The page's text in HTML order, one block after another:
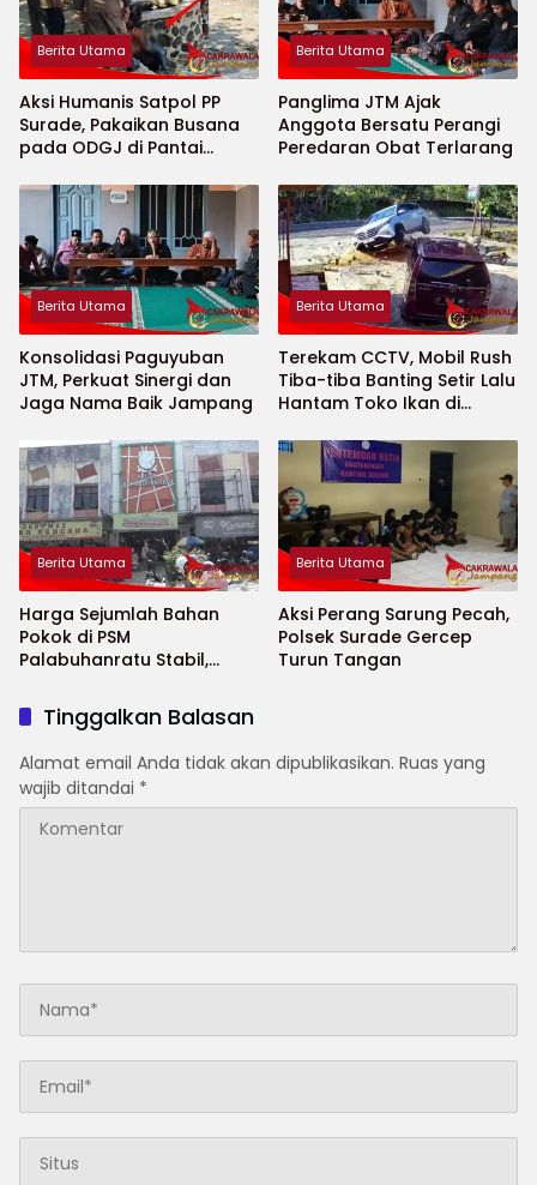
Berita Utama
Aksi Humanis Satpol PP
Surade, Pakaikan Busana
pada ODGJ di Pantai
Berita Utama
Panglima JTM Ajak
Anggota Bersatu Perangi
Peredaran Obat Terlarang
Berita Utama
Konsolidasi Paguyuban
JTM, Perkuat Sinergi dan
Jaga Nama Baik Jampang
Berita Utama
Terekam CCTV, Mobil Rush
Tiba-tiba Banting Setir Lalu
Hantam Toko Ikan di
Berita Utama
Harga Sejumlah Bahan
Pokok di PSM
Palabuhanratu Stabil,
Bahkan Turun
Berita Utama
Aksi Perang Sarung Pecah,
Polsek Surade Gercep
Turun Tangan
Tinggalkan Balasan
Alamat email Anda tidak akan dipublikasikan. Ruas yang
wajib ditandai *